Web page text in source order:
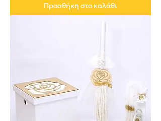
Προσθήκη στο καλάθι